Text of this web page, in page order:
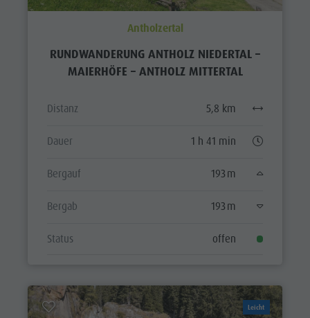
Antholzertal
RUNDWANDERUNG ANTHOLZ NIEDERTAL –
MAIERHÖFE – ANTHOLZ MITTERTAL
Distanz 5,8 km
Dauer 1 h 41 min
Bergauf 193 m
Bergab 193 m
Status offen
Leicht